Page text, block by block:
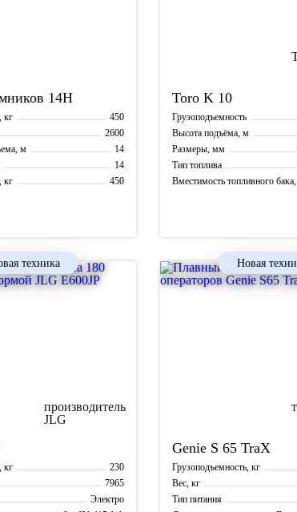
14Н
кг
450
2600
м
14
14
кг
450
Toro K 10
Грузоподъемность
Высота подъёма, м
Размеры, мм
Тип топлива
Вместимость топливного
техника
кг
230
7965
Электро
Новая
Genie S 65 TraX
Грузоподъемность, кг
Вес, кг
Тип питания